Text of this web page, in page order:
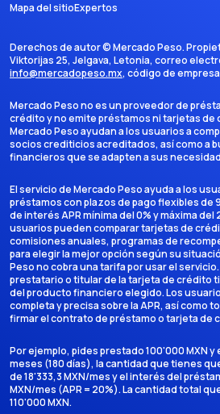
Mapa del sitioExpertos
Derechos de autor ©Mercado Peso.
Viktorijas 25, Jelgava, Letonia, correo
info@mercadopeso.mx, código de
Mercado Peso no es un proveedor de
crédito y no emite préstamos ni tarjetas de
Mercado Peso ayudan a los usuarios a
socios crediticios acreditados, así como a
financieros que se adapten a sus
El servicio de Mercado Peso ayuda a los
préstamos con plazos de pago flexibles de
de interés APR mínima del 0% y máxima del
usuarios pueden comparar tarjetas de
comisiones anuales, programas de
para elegir la mejor opción según su
Peso no cobra una tarifa por usar el
prestatario o titular de la tarjeta de crédito
del producto financiero elegido. Los
completa y precisa sobre la APR, así como
firmar el contrato de préstamo o tarjeta de
Por ejemplo, pides prestado 100'000 MXN
meses (180 días), la cantidad que tienes
de 18'333,3 MXN/mes y el interés del
MXN/mes (APR = 20%). La cantidad total
110'000 MXN.